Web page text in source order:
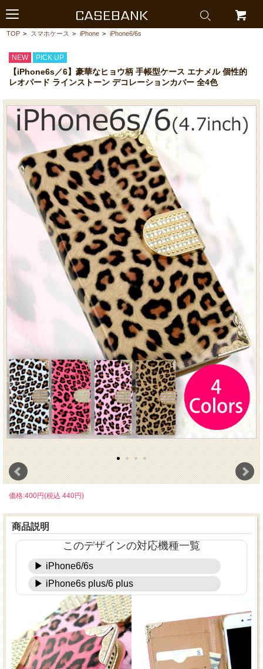
CASEBANK
TOP > スマホケース > iPhone > iPhone6/6s
NEW PICK UP
【iPhone6s／6】豪華なヒョウ柄 手帳型ケース エナメル 個性的
レオパード ラインストーン デコレーションカバー 全4色
価格:400円(税込 440円)
商品説明
このデザインの対応機種一覧
▶ iPhone6/6s
▶ iPhone6s plus/6 plus